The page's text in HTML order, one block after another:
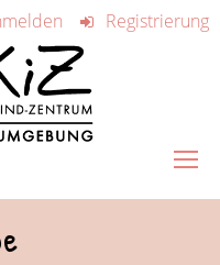
Registrierung